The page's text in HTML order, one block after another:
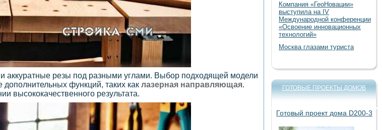
аккуратные резы под разными углами. Выбор подходящей модели
дополнительных функций, таких как лазерная направляющая.
высококачественного результата.
Компания «ГеоНовации»
выступила на IV
Международной конференции
«Освоение инновационных
технологий»
Москва глазами туриста
ГОТОВЫЕ ПРОЕКТЫ ДОМОВ
Готовый проект дома D200-3